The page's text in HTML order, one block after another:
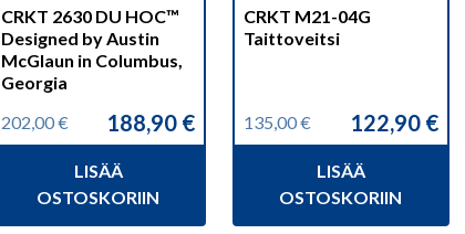
CRKT 2630 DU HOC™
Designed by Austin
McGlaun in Columbus,
Georgia
202,00€
Alkuperäinen
202,00 €.
188,90 €
Nykyinen
188,90 €.
LISÄÄ
OSTOSKORIIN
CRKT M21-04G
Taittoveitsi
135,00€
Alkuperäinen
135,00 €.
122,90 €
Nykyinen
122,90 €.
LISÄÄ
OSTOSKORIIN